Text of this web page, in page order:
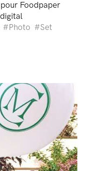
Foodpaper
Photo
Set